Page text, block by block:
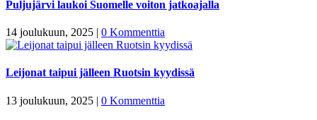
Puljujärvi laukoi Suomelle voiton jatkoajalla
14 joulukuun, 2025 | 0 Kommenttia
Leijonat taipui jälleen Ruotsin kyydissä
13 joulukuun, 2025 | 0 Kommenttia